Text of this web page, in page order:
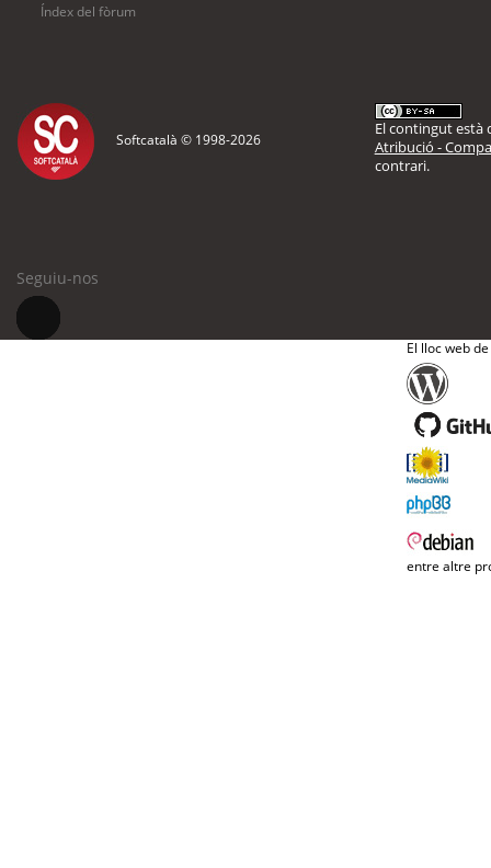
Índex del fòrum
Softcatalà © 1998-2026
El contingut està
Atribució -
contrari.
Seguiu-nos
El lloc web
entre altre